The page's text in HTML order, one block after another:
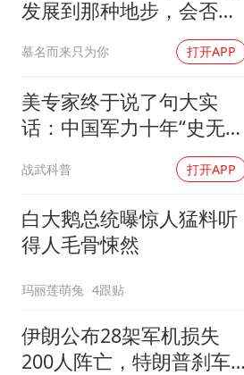
发展到那种地步，会否上
慕名而来只为你 打开APP
美专家终于说了句大实
话：中国军力十年“史无前
例”狂飙，美国这次真坐不
住了
战武科普 打开APP
白大鹅总统曝惊人猛料听
得人毛骨悚然
玛丽莲萌兔 4跟贴
伊朗公布28架军机损失
200人阵亡，特朗普刹车